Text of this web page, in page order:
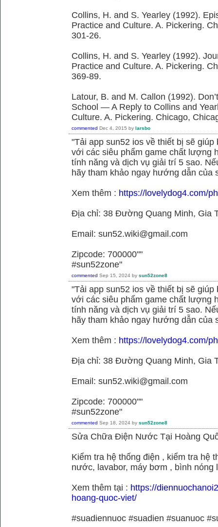
Collins, H. and S. Yearley (1992).
Practice and Culture. A. Pickering.
301-26.
Collins, H. and S. Yearley (1992).
Practice and Culture. A. Pickering.
369-89.
Latour, B. and M. Callon (1992).
School — A Reply to Collins and
Culture. A. Pickering. Chicago,
commented Dec 4, 2015 by larsbo
"Tải app sun52 ios về thiết bị sẽ
với các siêu phẩm game chất lượng
tính năng và dịch vụ giải trí 5 sao.
hãy tham khảo ngay hướng dẫn của
Xem thêm : https://lovelydog4.com/
Địa chỉ: 38 Đường Quang Minh, Gia
Email: sun52.wiki@gmail.com
Zipcode: 700000""
#sun52zone"
commented Sep 15, 2024 by sun52zone8
"Tải app sun52 ios về thiết bị sẽ
với các siêu phẩm game chất lượng
tính năng và dịch vụ giải trí 5 sao.
hãy tham khảo ngay hướng dẫn của
Xem thêm : https://lovelydog4.com/
Địa chỉ: 38 Đường Quang Minh, Gia
Email: sun52.wiki@gmail.com
Zipcode: 700000""
#sun52zone"
commented Sep 18, 2024 by sun52zone8
Sửa Chữa Điện Nước Tại Hoàng
Kiểm tra hệ thống điện , kiểm tra hệ
nước, lavabor, máy bơm , bình nóng
Xem thêm tại : https://
hoang-quoc-viet/
#suadiennuoc #suadien #suanuoc